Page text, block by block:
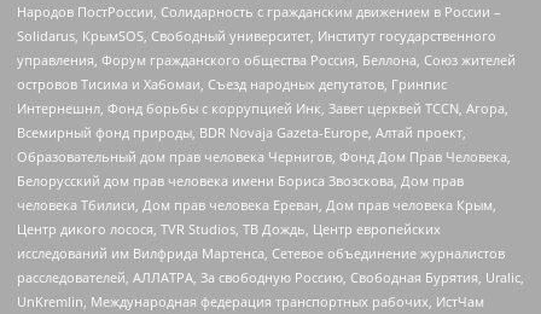
Народов ПостРоссии, Солидарность с гражданским движением в России –
Solidarus, КрымSOS, Свободный университет, Институт государственного
управления, Форум гражданского общества Россия, Беллона, Союз жителей
островов Тисима и Хабомаи, Съезд народных депутатов, Гринпис
Интернешнл, Фонд борьбы с коррупцией Инк, Завет церквей TCCN, Агора,
Всемирный фонд природы, BDR Novaja Gazeta-Europe, Алтай проект,
Образовательный дом прав человека Чернигов, Фонд Дом Прав Человека,
Белорусский дом прав человека имени Бориса Звозскова, Дом прав
человека Тбилиси, Дом прав человека Ереван, Дом прав человека Крым,
Центр дикого лосося, TVR Studios, ТВ Дождь, Центр европейских
исследований им Вилфрида Мартенса, Сетевое объединение журналистов
расследователей, АЛЛАТРА, За свободную Россию, Свободная Бурятия, Uralic,
UnKremlin, Международная федерация транспортных рабочих, ИстЧам